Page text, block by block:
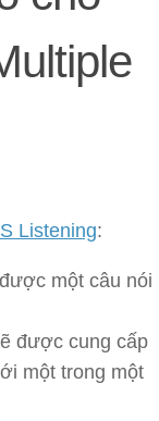
Listening:
một câu nói
được cung cấp
một trong một